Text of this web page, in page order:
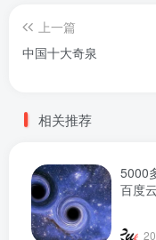
上一篇
中国十大奇泉
相关推荐
5000
百度